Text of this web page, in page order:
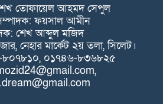
শেখ তোফায়েল আহমদ সেপুল
ফয়সাল আমীন
শেখ আব্দুল মজিদ
নেহার মার্কেট ২য় তলা, সিলেট।
৮০৭৮১০, ০১৭৪৬-৮৩৬৮২৫